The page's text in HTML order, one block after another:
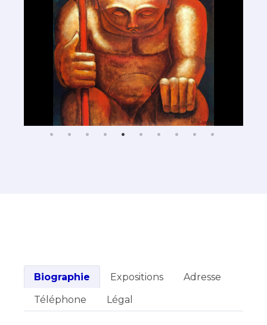
Biographie Expositions
Adresse
Téléphone
Légal